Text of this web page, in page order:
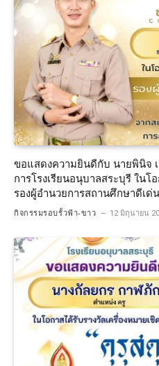
ขอแสดงความยินดีกับ นายพินิจ
การโรงเรียนอนุบาลสระบุรี ในโ
รองผู้อำนวยการสถานศึกษาดีเด่
กิจกรรมรอบรั้วฟ้า-ขาว 12 มิถุนายน